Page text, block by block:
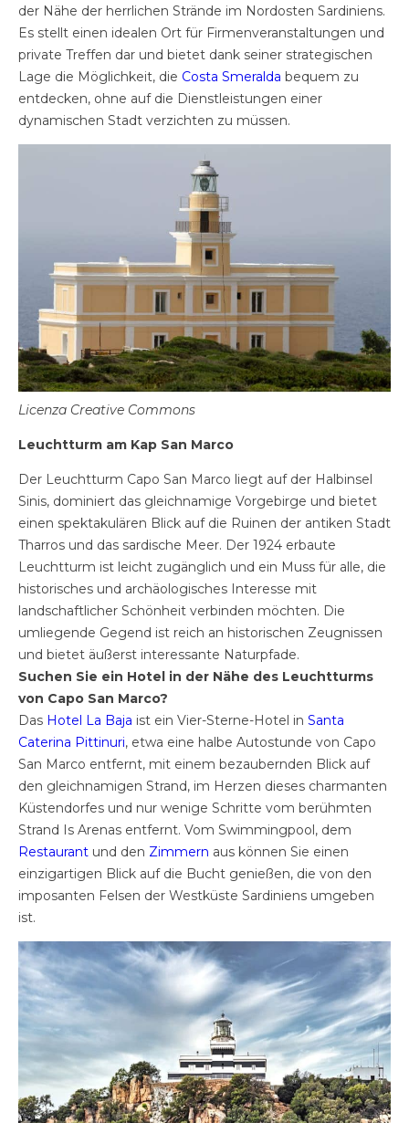
der Nähe der herrlichen Strände im Nordosten Sardiniens.
Es stellt einen idealen Ort für Firmenveranstaltungen und
private Treffen dar und bietet dank seiner strategischen
Lage die Möglichkeit, die Costa Smeralda bequem zu
entdecken, ohne auf die Dienstleistungen einer
dynamischen Stadt verzichten zu müssen.
Licenza Creative Commons
Leuchtturm am Kap San Marco
Der Leuchtturm Capo San Marco liegt auf der Halbinsel
Sinis, dominiert das gleichnamige Vorgebirge und bietet
einen spektakulären Blick auf die Ruinen der antiken Stadt
Tharros und das sardische Meer. Der 1924 erbaute
Leuchtturm ist leicht zugänglich und ein Muss für alle, die
historisches und archäologisches Interesse mit
landschaftlicher Schönheit verbinden möchten. Die
umliegende Gegend ist reich an historischen Zeugnissen
und bietet äußerst interessante Naturpfade.
Suchen Sie ein Hotel in der Nähe des Leuchtturms
von Capo San Marco?
Das Hotel La Baja ist ein Vier-Sterne-Hotel in Santa
Caterina Pittinuri, etwa eine halbe Autostunde von Capo
San Marco entfernt, mit einem bezaubernden Blick auf
den gleichnamigen Strand, im Herzen dieses charmanten
Küstendorfes und nur wenige Schritte vom berühmten
Strand Is Arenas entfernt. Vom Swimmingpool, dem
Restaurant und den Zimmern aus können Sie einen
einzigartigen Blick auf die Bucht genießen, die von den
imposanten Felsen der Westküste Sardiniens umgeben
ist.